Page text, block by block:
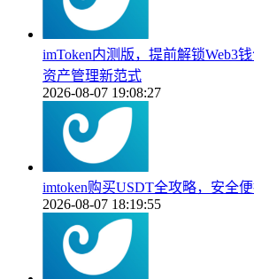
imToken内测版，提前解锁Web3
资产管理新范式
2026-08-07 19:08:27
imtoken购买USDT全攻略，安全
2026-08-07 18:19:55